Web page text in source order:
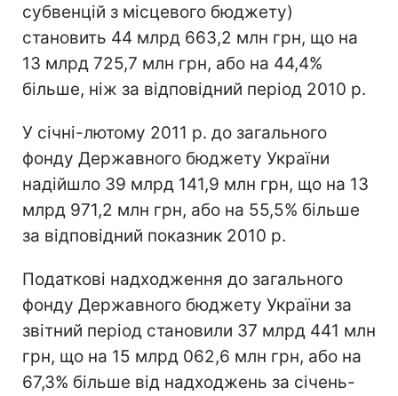
субвенцій з місцевого бюджету)
становить 44 млрд 663,2 млн грн, що на
13 млрд 725,7 млн грн, або на 44,4%
більше, ніж за відповідний період 2010 р.
У січні-лютому 2011 р. до загального
фонду Державного бюджету України
надійшло 39 млрд 141,9 млн грн, що на 13
млрд 971,2 млн грн, або на 55,5% більше
за відповідний показник 2010 р.
Податкові надходження до загального
фонду Державного бюджету України за
звітний період становили 37 млрд 441 млн
грн, що на 15 млрд 062,6 млн грн, або на
67,3% більше від надходжень за січень-